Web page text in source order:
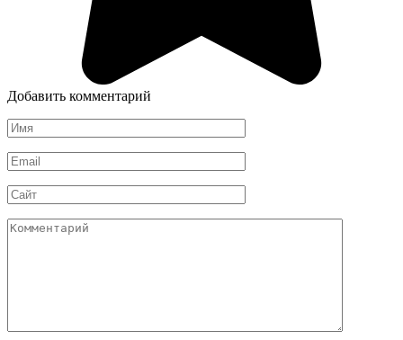
Добавить комментарий
Имя
*
Email
*
Сайт
Комментарий